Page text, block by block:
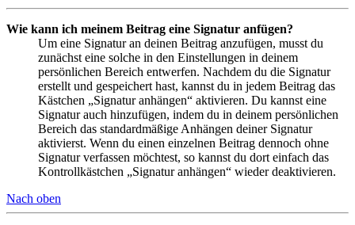
Wie kann ich meinem Beitrag eine Signatur anfügen?
Um eine Signatur an deinen Beitrag anzufügen, musst du
zunächst eine solche in den Einstellungen in deinem
persönlichen Bereich entwerfen. Nachdem du die Signatur
erstellt und gespeichert hast, kannst du in jedem Beitrag das
Kästchen „Signatur anhängen“ aktivieren. Du kannst eine
Signatur auch hinzufügen, indem du in deinem persönlichen
Bereich das standardmäßige Anhängen deiner Signatur
aktivierst. Wenn du einen einzelnen Beitrag dennoch ohne
Signatur verfassen möchtest, so kannst du dort einfach das
Kontrollkästchen „Signatur anhängen“ wieder deaktivieren.
Nach oben